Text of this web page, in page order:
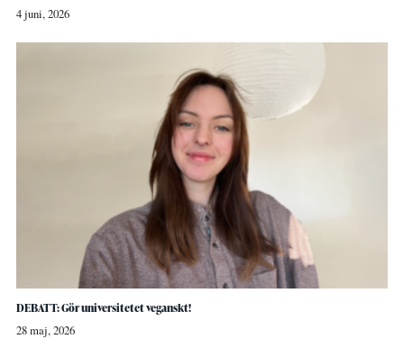
4 juni, 2026
DEBATT: Gör universitetet veganskt!
28 maj, 2026